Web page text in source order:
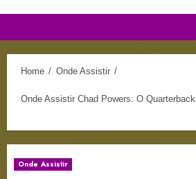
Home Onde Assistir
Onde Assistir Chad Powers: O Quarterback
Onde Assistir